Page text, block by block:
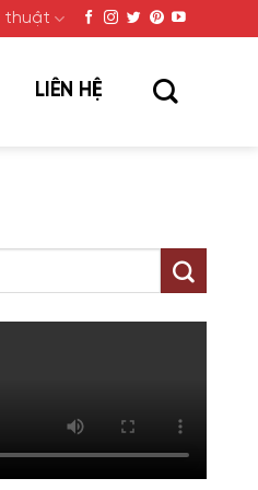
thuật
LIÊN HỆ